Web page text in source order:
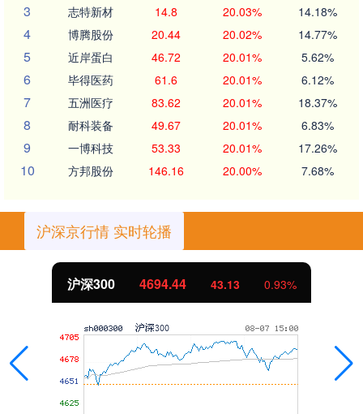
3 志特新材 14.8 20.03% 14.18%
4 博腾股份 20.44 20.02% 14.77%
5 近岸蛋白 46.72 20.01% 5.62%
6 毕得医药 61.6 20.01% 6.12%
7 五洲医疗 83.62 20.01% 18.37%
8 耐科装备 49.67 20.01% 6.83%
9 一博科技 53.33 20.01% 17.26%
10 方邦股份 146.16 20.00% 7.68%
沪深京行情 实时轮播
北证50 1134.24 11.37 1.01%